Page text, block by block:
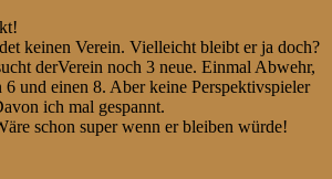
keinen Verein. Vielleicht bleibt er ja doch?
derVerein noch 3 neue. Einmal Abwehr,
und einen 8. Aber keine Perspektivspieler
ich mal gespannt.
schon super wenn er bleiben würde!